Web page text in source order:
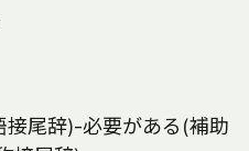
尾辞)-必要がある(補助